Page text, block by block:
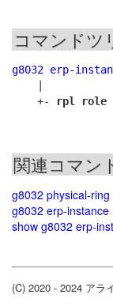
コマンドツ
g8032 erp-
    +-
rpl role
関連コマン
g8032 physical-ring
g8032 erp-instance
show g8032 erp-
(C) 2020 - 2024 アラ